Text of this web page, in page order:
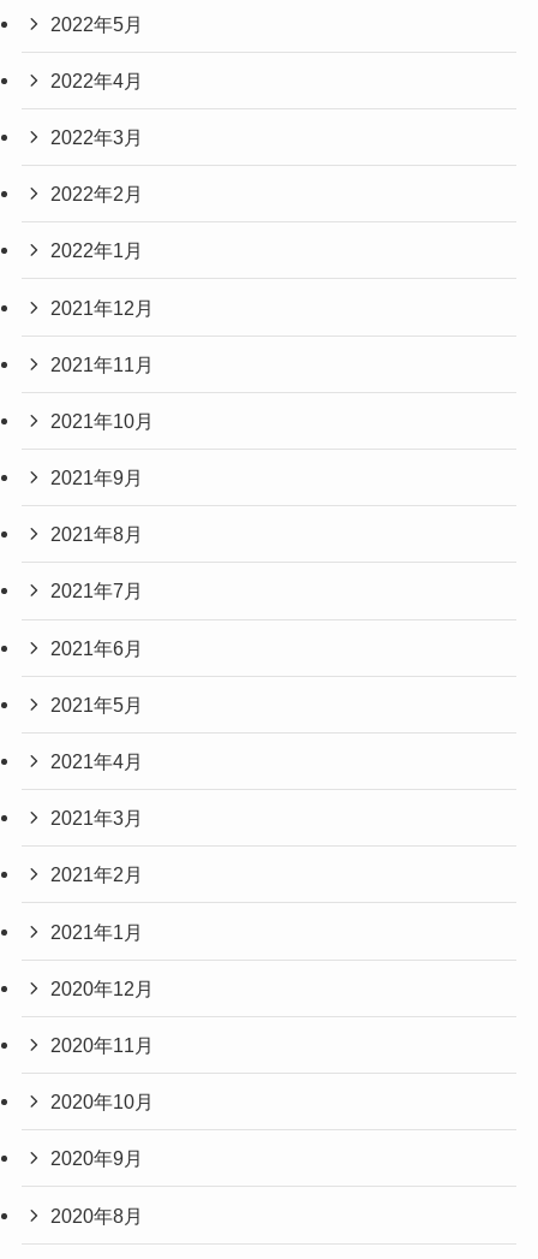
2022年5月
2022年4月
2022年3月
2022年2月
2022年1月
2021年12月
2021年11月
2021年10月
2021年9月
2021年8月
2021年7月
2021年6月
2021年5月
2021年4月
2021年3月
2021年2月
2021年1月
2020年12月
2020年11月
2020年10月
2020年9月
2020年8月